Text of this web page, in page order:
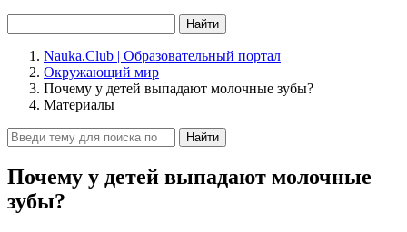
Найти
Nauka.Club | Образовательный портал
Окружающий мир
Почему у детей выпадают молочные зубы?
Материалы
Найти
Почему у детей выпадают молочные
зубы?